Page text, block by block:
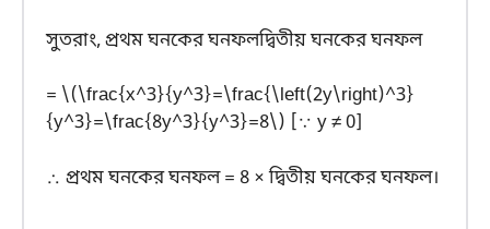
সুতরাং,প্রথম ঘনকের ঘনফলদ্বিতীয় ঘনকের ঘনফল
= \(\frac{x^3}{y^3}=\frac{\left(2y\right)^3}
{y^3}=\frac{8y^3}{y^3}=8\) [∵ y ≠ 0]
∴ প্রথম ঘনকের ঘনফল = 8 × দ্বিতীয় ঘনকের ঘনফল।